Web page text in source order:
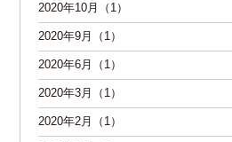
2020年10月（1）
2020年9月（1）
2020年6月（1）
2020年3月（1）
2020年2月（1）